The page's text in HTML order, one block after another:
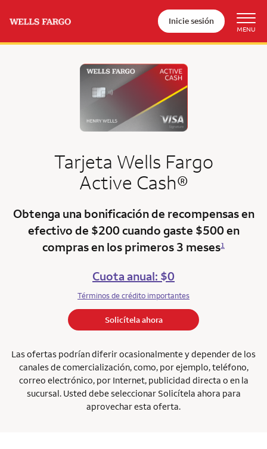
Inicie sesión
Tarjeta Wells Fargo
Active Cash®
Obtenga una bonificación de recompensas en
efectivo de $200 cuando gaste $500 en
compras en los primeros 3 meses1
Cuota anual: $0
Términos de crédito importantes
Solicítela ahora
Las ofertas podrían diferir ocasionalmente y depender de los
canales de comercialización, como, por ejemplo, teléfono,
correo electrónico, por Internet, publicidad directa o en la
sucursal. Usted debe seleccionar Solicítela ahora para
aprovechar esta oferta.